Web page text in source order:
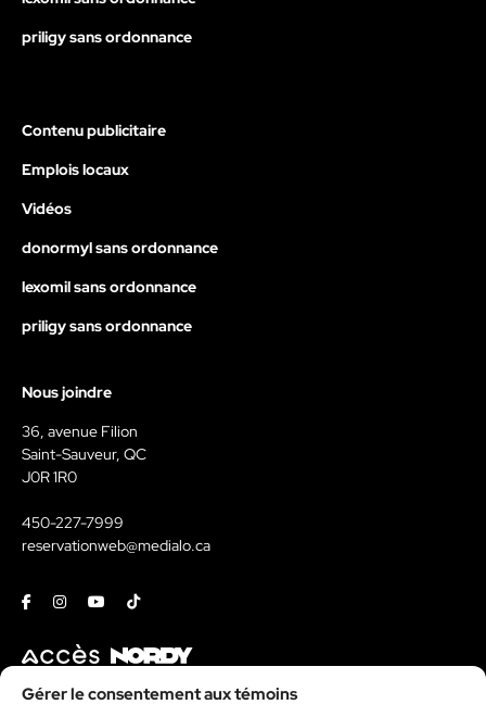
Gérer le consentement aux témoins
priligy sans ordonnance
Contenu publicitaire
Emplois locaux
Vidéos
donormyl sans ordonnance
lexomil sans ordonnance
priligy sans ordonnance
Nous joindre
36, avenue Filion
Saint-Sauveur, QC
J0R 1R0
450-227-7999
reservationweb@medialo.ca
FacebookInstagramYoutubeTiktok
Contact